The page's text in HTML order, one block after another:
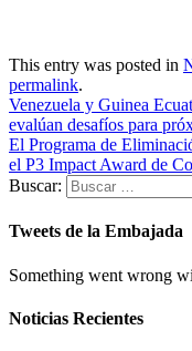
This entry was posted in
permalink.
Venezuela y Guinea
evalúan desafíos para
El Programa de
el P3 Impact Award de
Buscar:
Tweets de la Embajada
Something went wrong
Noticias Recientes